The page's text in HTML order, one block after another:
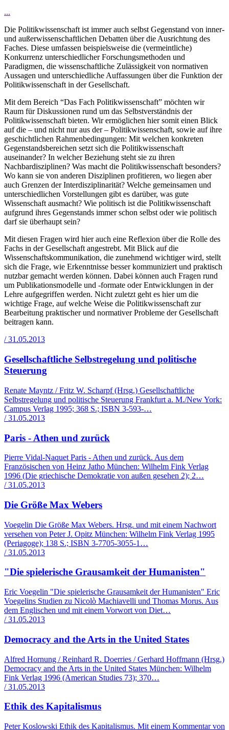
...
Die Politikwissenschaft ist immer auch selbst Gegenstand von inner-
und außerwissenschaftlichen Debatten über die Ausrichtung des
Faches. Diese umfassen beispielsweise die (vermeintliche)
Konkurrenz unterschiedlicher Forschungsmethoden und
Paradigmen, die wissenschaftliche Zulässigkeit von normativen
Aussagen und unterschiedliche Auffassungen über die Funktion der
Politikwissenschaft in der Gesellschaft.
Mit dem Bereich “Das Fach Politikwissenschaft” möchten wir
Raum für Diskussionen rund um das Selbstverständnis der
Politikwissenschaft bieten. Wir ermöglichen hier somit einen Blick
auf die – und nicht nur aus der – Politikwissenschaft, sowie auf ihre
geschichtlichen Rahmenbedingungen: Mit welchen konkreten
Gegenstandsbereichen setzt sich die Politikwissenschaft
auseinander? In welcher Beziehung steht sie zu ihren
Nachbardisziplinen? Was macht die Politikwissenschaft besonders?
Wo kann sie von anderen Disziplinen profitieren, wo liegen aber
auch Grenzen der Interdisziplinarität? Welche gemeinsamen und
unterschiedlichen Vorstellungen gibt es darüber, was gute
Wissenschaft ausmacht? Wie politisch ist die Politikwissenschaft
aufgrund ihres Gegenstands immer schon selbst oder wie politisch
darf sie überhaupt sein?
Mit diesen Fragen wird hier auch eine Reflexion über die Rolle des
Fachs in der Gesellschaft angestrebt. Mit Blick auf die
Wissenschaftskommunikation, die zunehmend wichtiger wird, stellt
sich die Frage, wie Erkenntnisse besser kommuniziert und praktisch
nutzbar gemacht werden können. Dabei können auch Fragen rund
um Publikationsmodelle und -formate oder Entwicklungen in der
Lehre aufgegriffen werden. Nicht zuletzt geht es hier um die
wichtige Frage, auf welche Weise die Politikwissenschaft zur
Bearbeitung praktischer und normativer Probleme der Gesellschaft
beitragen kann.
/ 31.05.2013
Gesellschaftliche Selbstregelung und politische
Steuerung
Renate Mayntz / Fritz W. Scharpf (Hrsg.) Gesellschaftliche
Selbstregelung und politische Steuerung Frankfurt a. M./New York:
Campus Verlag 1995; 368 S.; ISBN 3-593-…
/ 31.05.2013
Paris - Athen und zurück
Pierre Vidal-Naquet Paris - Athen und zurück. Aus dem
Französischen von Heinz Jatho München: Wilhelm Fink Verlag
1996 (Die griechische Demokratie von außen gesehen 2); 2…
/ 31.05.2013
Die Größe Max Webers
Voegelin Die Größe Max Webers. Hrsg. und mit einem Nachwort
versehen von Peter J. Opitz München: Wilhelm Fink Verlag 1995
(Periagoge); 138 S.; ISBN 3-7705-3055-1…
/ 31.05.2013
"Die spielerische Grausamkeit der Humanisten"
Eric Voegelin "Die spielerische Grausamkeit der Humanisten" Eric
Voegelins Studien zu Nicolò Machiavelli und Thomas Morus. Aus
dem Englischen und mit einem Vorwort von Diet…
/ 31.05.2013
Democracy and the Arts in the United States
Alfred Hornung / Reinhard R. Doerries / Gerhard Hoffmann (Hrsg.)
Democracy and the Arts in the United States München: Wilhelm
Fink Verlag 1996 (American Studies 73); 370…
/ 31.05.2013
Ethik des Kapitalismus
Peter Koslowski Ethik des Kapitalismus. Mit einem Kommentar von